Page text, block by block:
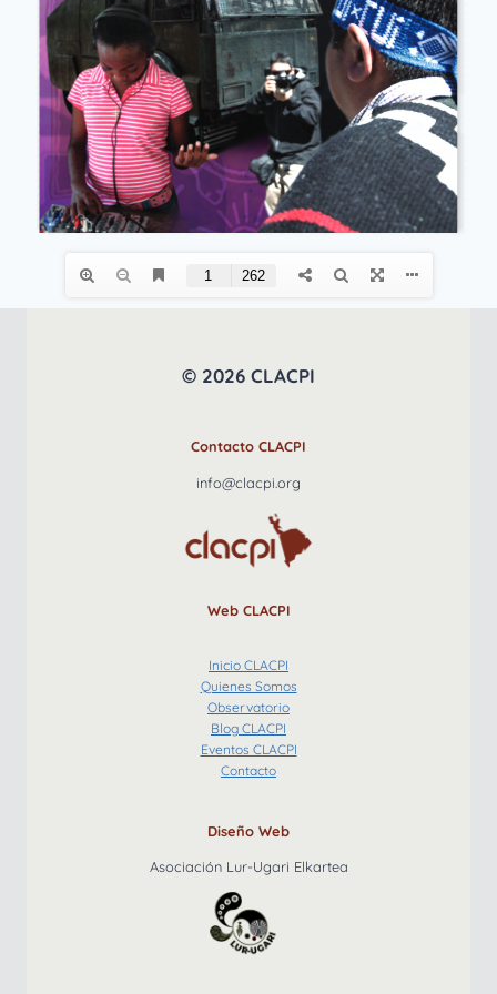
© 2026 CLACPI
Contacto CLACPI
info@clacpi.org
Web CLACPI
Inicio CLACPI
Quienes Somos
Observatorio
Blog CLACPI
Eventos CLACPI
Contacto
Diseño Web
Asociación Lur-Ugari Elkartea